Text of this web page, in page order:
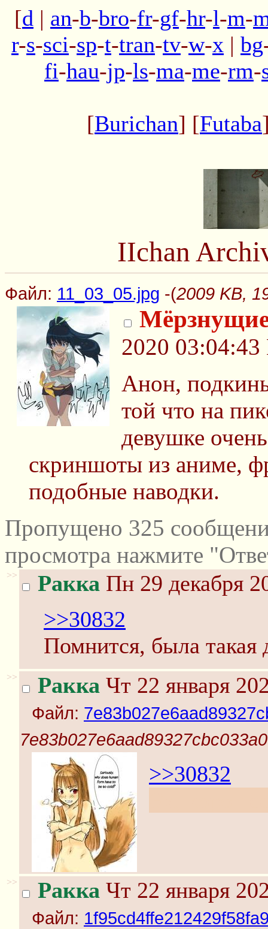
[d | an-b-bro-fr-gf-hr-l-m-
r-s-sci-sp-t-tran-tv-w-x | bg
fi-hau-jp-ls-ma-me-rm-
[Burichan] [Futaba
IIchan
Файл: 11_03_05.jpg -(2009 KB,
2020 03:04:43
Анон,
той что на
девушке
скриншоты из аниме,
подобные наводки.
Пропущено 325
просмотра нажмите
>> Ракка Пн 29 декабря
>>30832
Помнится, была такая
>> Ракка Чт 22 января
Файл:
>>30832
>> Ракка Чт 22 января
Файл: